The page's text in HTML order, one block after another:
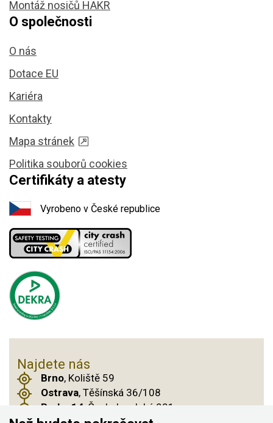
Montáž nosičů HAKR
O společnosti
O nás
Dotace EU
Kariéra
Kontakty
Mapa stránek
Politika souborů cookies
Certifikáty a atesty
Vyrobeno v České republice
Najdete nás
Brno, Koliště 59
Ostrava, Těšínská 36/108
Praha 14, Českobrodská 901